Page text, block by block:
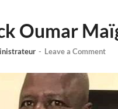
Oumar
- Leave a Comment